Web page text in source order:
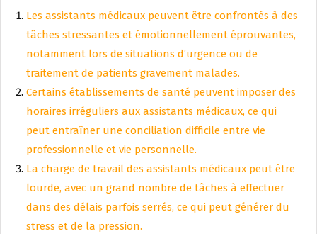
Les assistants médicaux peuvent être confrontés à des
tâches stressantes et émotionnellement éprouvantes,
notamment lors de situations d’urgence ou de
traitement de patients gravement malades.
Certains établissements de santé peuvent imposer des
horaires irréguliers aux assistants médicaux, ce qui
peut entraîner une conciliation difficile entre vie
professionnelle et vie personnelle.
La charge de travail des assistants médicaux peut être
lourde, avec un grand nombre de tâches à effectuer
dans des délais parfois serrés, ce qui peut générer du
stress et de la pression.